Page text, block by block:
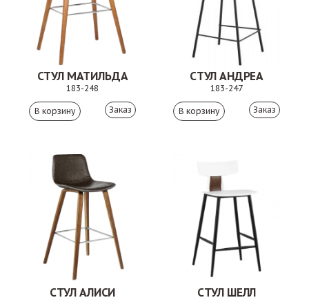
СТУЛ МАТИЛЬДА
183-248
Заказ
СТУЛ АНДРЕА
183-247
Заказ
СТУЛ АЛИСИ СТУЛ ШЕЛЛ